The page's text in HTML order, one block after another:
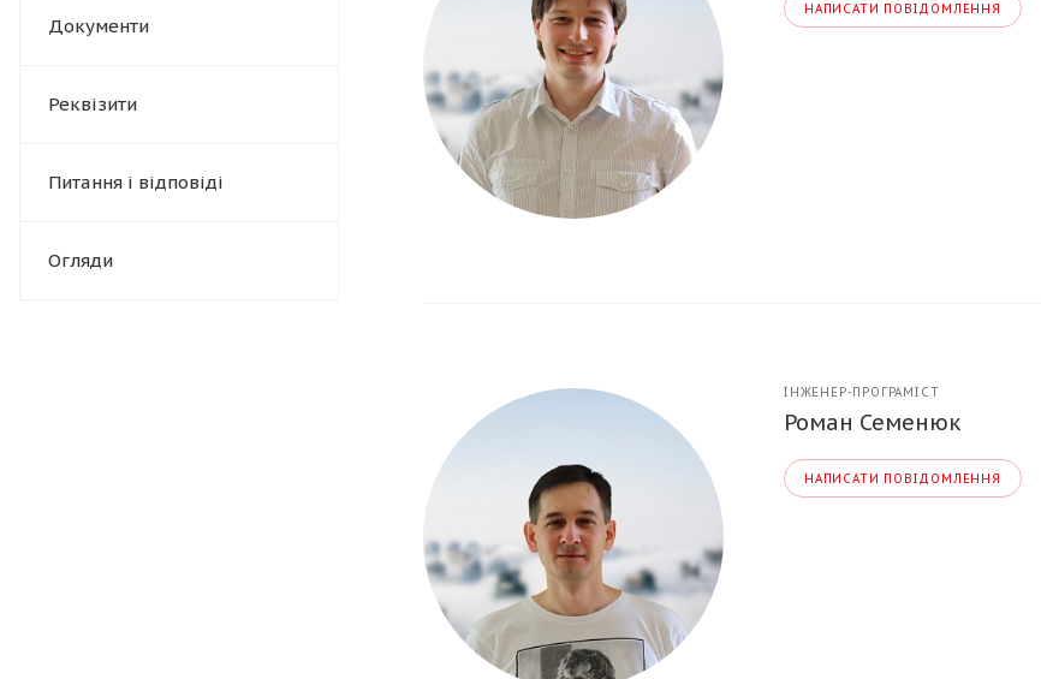
Документи
Реквізити
Питання і відповіді
Огляди
НАПИСАТИ ПОВІДОМЛЕННЯ
ІНЖЕНЕР-ПРОГРАМІСТ
Роман Семенюк
НАПИСАТИ ПОВІДОМЛЕННЯ